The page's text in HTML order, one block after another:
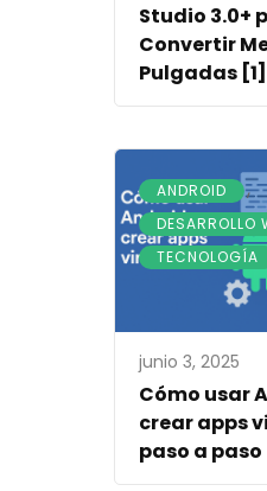
Studio 3.0+
Convertir
Pulgadas [1]
ANDROID ,
DESARROLLO
TECNOLOGÍA
junio 3, 2025
Cómo usar
crear apps
paso a paso